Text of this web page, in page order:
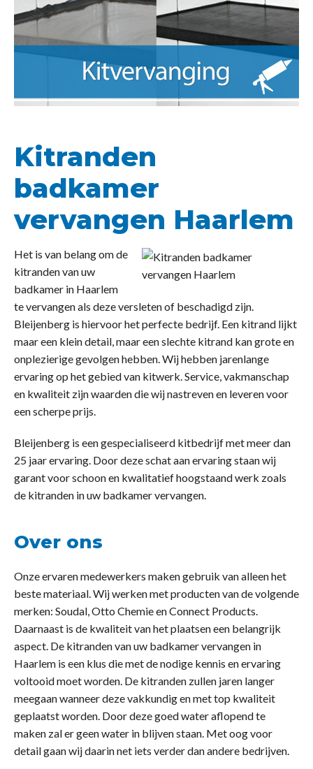
Kitranden
badkamer
vervangen Haarlem
Het is van belang om de
kitranden van uw
badkamer in Haarlem
te vervangen als deze versleten of beschadigd zijn.
Bleijenberg is hiervoor het perfecte bedrijf. Een kitrand lijkt
maar een klein detail, maar een slechte kitrand kan grote en
onplezierige gevolgen hebben. Wij hebben jarenlange
ervaring op het gebied van kitwerk. Service, vakmanschap
en kwaliteit zijn waarden die wij nastreven en leveren voor
een scherpe prijs.
Bleijenberg is een gespecialiseerd kitbedrijf met meer dan
25 jaar ervaring. Door deze schat aan ervaring staan wij
garant voor schoon en kwalitatief hoogstaand werk zoals
de kitranden in uw badkamer vervangen.
Over ons
Onze ervaren medewerkers maken gebruik van alleen het
beste materiaal. Wij werken met producten van de volgende
merken: Soudal, Otto Chemie en Connect Products.
Daarnaast is de kwaliteit van het plaatsen een belangrijk
aspect. De kitranden van uw badkamer vervangen in
Haarlem is een klus die met de nodige kennis en ervaring
voltooid moet worden. De kitranden zullen jaren langer
meegaan wanneer deze vakkundig en met top kwaliteit
geplaatst worden. Door deze goed water aflopend te
maken zal er geen water in blijven staan. Met oog voor
detail gaan wij daarin net iets verder dan andere bedrijven.